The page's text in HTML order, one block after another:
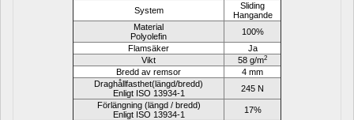
System
Sliding
Hangande
Material
Polyolefin
100%
Flamsäker
Ja
Vikt
58 g/m2
Bredd av remsor
4 mm
Draghållfasthet(längd/bredd)
Enligt ISO 13934-1
245 N
Förlängning (längd / bredd)
Enligt ISO 13934-1
17%